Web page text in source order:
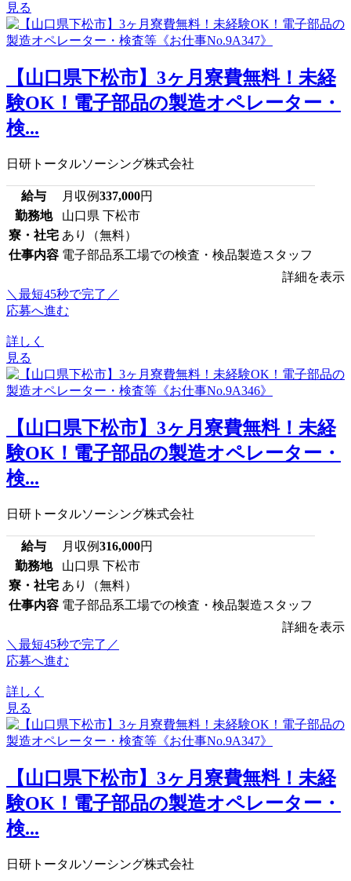
見る
【山口県下松市】3ヶ月寮費無料！未経
験OK！電子部品の製造オペレーター・
検...
日研トータルソーシング株式会社
給与 月収例337,000円
勤務地
山口県 下松市
寮・社宅 あり（無料）
仕事内容 電子部品系工場での検査・検品製造スタッフ
詳細を表示
＼最短45秒で完了／
応募へ進む
詳しく
見る
【山口県下松市】3ヶ月寮費無料！未経
験OK！電子部品の製造オペレーター・
検...
日研トータルソーシング株式会社
給与 月収例316,000円
勤務地
山口県 下松市
寮・社宅 あり（無料）
仕事内容 電子部品系工場での検査・検品製造スタッフ
詳細を表示
＼最短45秒で完了／
応募へ進む
詳しく
見る
【山口県下松市】3ヶ月寮費無料！未経
験OK！電子部品の製造オペレーター・
検...
日研トータルソーシング株式会社